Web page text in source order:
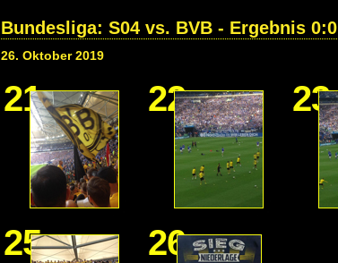
Bundesliga: S04 vs. BVB - Ergebnis 0:0
26. Oktober 2019
21 22 23
25 26